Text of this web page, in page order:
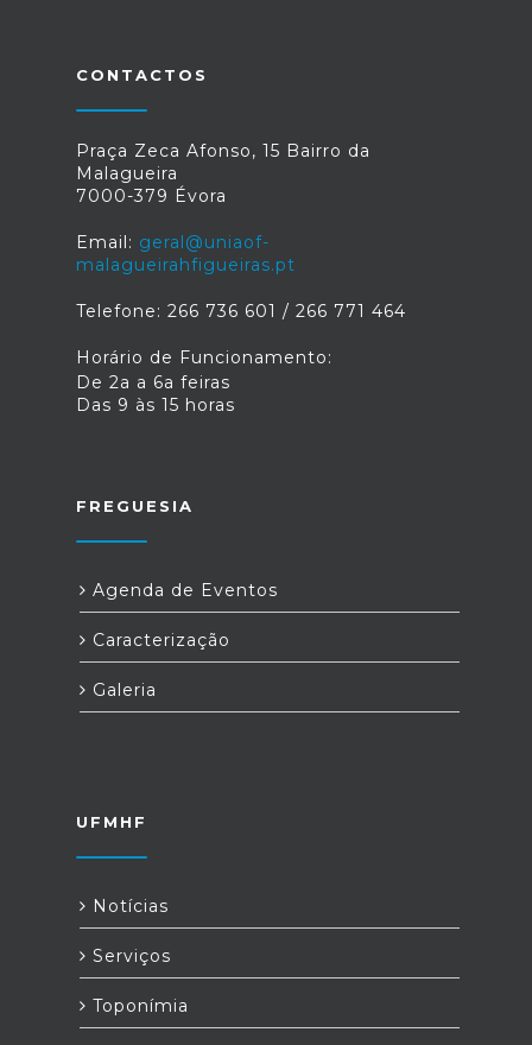
CONTACTOS
Praça Zeca Afonso, 15 Bairro da
Malagueira
7000-379 Évora
Email: geral@uniaof-
malagueirahfigueiras.pt
Telefone: 266 736 601 / 266 771 464
Horário de Funcionamento:
De 2a a 6a feiras
Das 9 às 15 horas
FREGUESIA
Agenda de Eventos
Caracterização
Galeria
UFMHF
Notícias
Serviços
Toponímia